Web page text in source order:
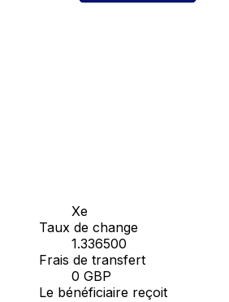
Xe
Taux de change
1.336500
Frais de transfert
0 GBP
Le bénéficiaire reçoit